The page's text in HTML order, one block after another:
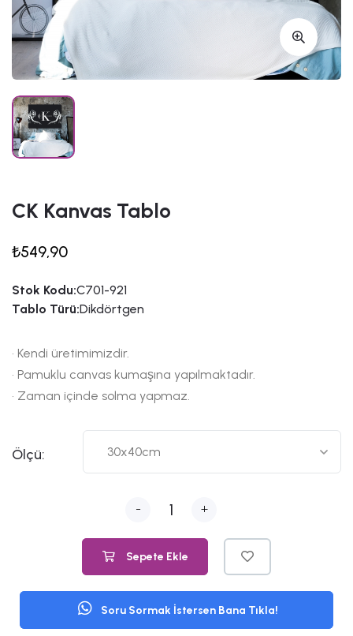
CK Kanvas Tablo
₺549,90
Stok Kodu:C701-921
Tablo Türü:Dikdörtgen
• Kendi üretimimizdir.
• Pamuklu canvas kumaşına yapılmaktadır.
• Zaman içinde solma yapmaz.
Ölçü:
- +
Sepete Ekle
Soru Sormak İstersen Bana Tıkla!